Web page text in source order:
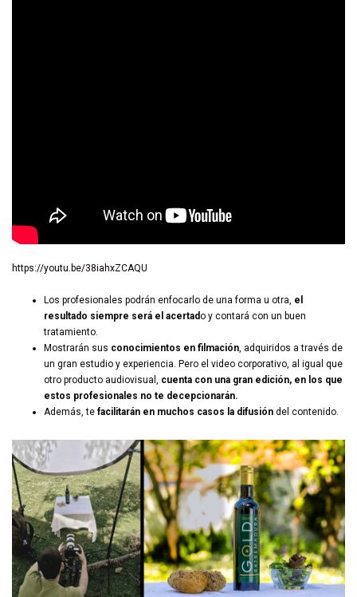
https://youtu.be/38iahxZCAQU
Los profesionales podrán enfocarlo de una forma u otra, el
resultado siempre será el acertado y contará con un buen
tratamiento.
Mostrarán sus conocimientos en filmación, adquiridos a través de
un gran estudio y experiencia. Pero el video corporativo, al igual que
otro producto audiovisual, cuenta con una gran edición, en los que
estos profesionales no te decepcionarán.
Además, te facilitarán en muchos casos la difusión del contenido.